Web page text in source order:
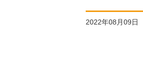
2022年08月09日